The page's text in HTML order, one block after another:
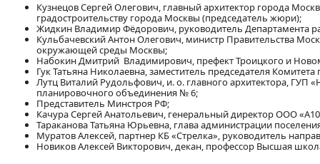
Кузнецов Сергей Олегович, главный архитектор города
градостроительству города Москвы (председатель жюри);
Жидкин Владимир Фёдорович, руководитель Департамента
Кульбачевский Антон Олегович, министр Правительства
окружающей среды Москвы;
Набокин Дмитрий Владимирович, префект Троицкого и
Гук Татьяна Николаевна, заместитель председателя
Лутц Виталий Рудольфович, и. о. главного архитектора,
планировочного объединения № 6;
Представитель Минстроя РФ;
Качура Сергей Анатольевич, генеральный директор ООО
Тараканова Татьяна Юрьевна, глава администрации
Муратов Алексей, партнер КБ «Стрелка», руководитель
Новиков Алексей Викторович, декан, профессор Высшая